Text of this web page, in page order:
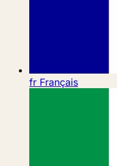
fr Français